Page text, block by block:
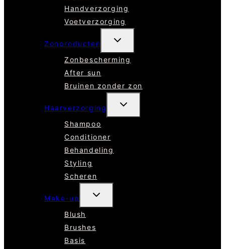
Handverzorging
Voetverzorging
Zonproducten
SUBMENU
Zonbescherming
After sun
Bruinen zonder zon
Haarverzorging
SUBMENU
Shampoo
Conditioner
Behandeling
Styling
Scheren
Make-up
SUBMENU
Blush
Brushes
Basis